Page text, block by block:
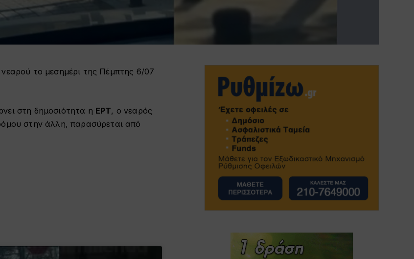
νεαρού το μεσημέρι της Πέμπτης 6/07
στη δημοσιότητα η ΕΡΤ, ο νεαρός
στην άλλη, παρασύρεται από